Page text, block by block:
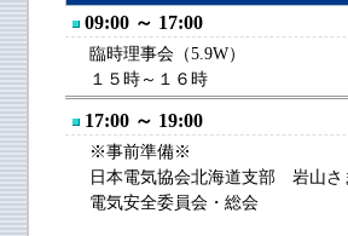
09:00 ～ 17:00
臨時理事会（5.9W）
１５時～１６時
17:00 ～ 19:00
※事前準備※
日本電気協会北海道支部 岩山
電気安全委員会・総会